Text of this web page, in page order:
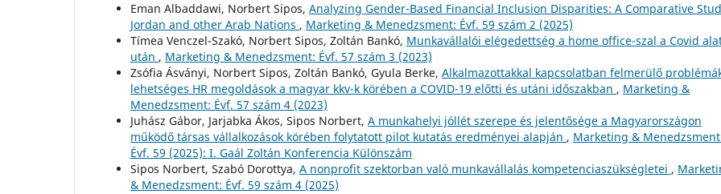
Eman Albaddawi, Norbert Sipos, Analyzing Gender-Based Financial Inclusion Disparities: A Comparative
Jordan and other Arab Nations , Marketing & Menedzsment: Évf. 59 szám 2 (2025)
Tímea Venczel-Szakó, Norbert Sipos, Zoltán Bankó, Munkavállalói elégedettség a home office-szal a Covid
után , Marketing & Menedzsment: Évf. 57 szám 3 (2023)
Zsófia Ásványi, Norbert Sipos, Zoltán Bankó, Gyula Berke, Alkalmazottakkal kapcsolatban felmerülő
lehetséges HR megoldások a magyar kkv-k körében a COVID-19 előtti és utáni időszakban , Marketing &
Menedzsment: Évf. 57 szám 4 (2023)
Juhász Gábor, Jarjabka Ákos, Sipos Norbert, A munkahelyi jóllét szerepe és jelentősége a Magyarországon
működő társas vállalkozások körében folytatott pilot kutatás eredményei alapján , Marketing &
Évf. 59 (2025): I. Gaál Zoltán Konferencia Különszám
Sipos Norbert, Szabó Dorottya, A nonprofit szektorban való munkavállalás kompetenciaszükségletei ,
& Menedzsment: Évf. 59 szám 4 (2025)